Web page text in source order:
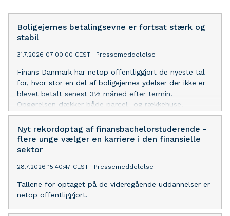
Boligejernes betalingsevne er fortsat stærk og
stabil
31.7.2026 07:00:00 CEST | Pressemeddelelse
Finans Danmark har netop offentliggjort de nyeste tal
for, hvor stor en del af boligejernes ydelser der ikke er
blevet betalt senest 3½ måned efter termin.
Opgørelsen dækker både parcel- og rækkehuse,
ejerlejligheder samt fritidshuse.
Nyt rekordoptag af finansbachelorstuderende -
flere unge vælger en karriere i den finansielle
sektor
28.7.2026 15:40:47 CEST | Pressemeddelelse
Tallene for optaget på de videregående uddannelser er
netop offentliggjort.